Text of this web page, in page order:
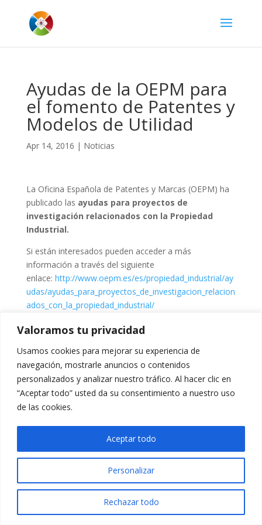
Valoramos tu privacidad
Usamos cookies para mejorar su experiencia de
navegación, mostrarle anuncios o contenidos
personalizados y analizar nuestro tráfico. Al hacer clic en
“Aceptar todo” usted da su consentimiento a nuestro uso
de las cookies.
Personalizar
Rechazar todo
Aceptar todo
Ayudas de la OEPM para
el fomento de Patentes y
Modelos de Utilidad
Apr 14, 2016 | Noticias
La Oficina Española de Patentes y Marcas (OEPM) ha
publicado las ayudas para proyectos de
investigación relacionados con la Propiedad
Industrial.
Si están interesados pueden acceder a más
información a través del siguiente
enlace: http://www.oepm.es/es/propiedad_industrial/ay
udas/ayudas_para_proyectos_de_investigacion_relacion
ados_con_la_propiedad_industrial/